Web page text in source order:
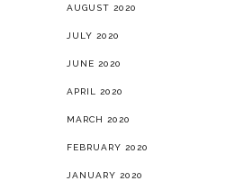
AUGUST 2020
JULY 2020
JUNE 2020
APRIL 2020
MARCH 2020
FEBRUARY 2020
JANUARY 2020